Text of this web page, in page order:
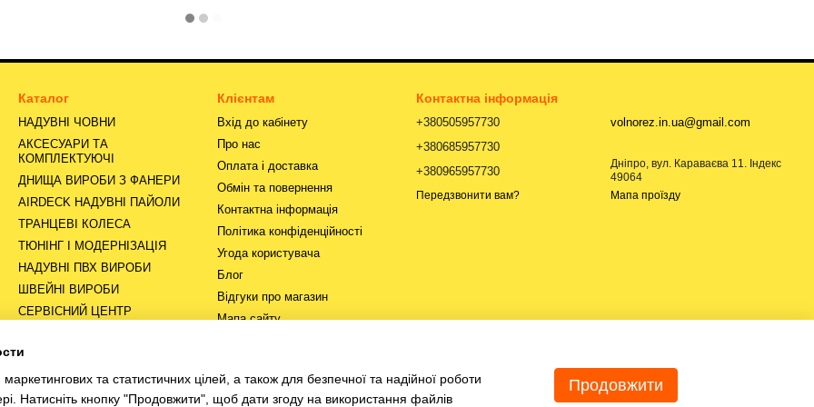
Каталог
НАДУВНІ ЧОВНИ
АКСЕСУАРИ ТА
КОМПЛЕКТУЮЧІ
ДНИЩА ВИРОБИ З ФАНЕРИ
AIRDECK НАДУВНІ ПАЙОЛИ
ТРАНЦЕВІ КОЛЕСА
ТЮНІНГ І МОДЕРНІЗАЦІЯ
НАДУВНІ ПВХ ВИРОБИ
ШВЕЙНІ ВИРОБИ
СЕРВІСНИЙ ЦЕНТР
Клієнтам
Вхід до кабінету
Про нас
Оплата і доставка
Обмін та повернення
Контактна інформація
Політика конфіденційності
Угода користувача
Блог
Відгуки про магазин
Мапа сайту
Контактна інформація
+380505957730
+380685957730
+380965957730
Передзвонити вам?
volnorez.in.ua@gmail.com
Дніпро, вул. Караваєва 11. Індекс
49064
Мапа проїзду
та статистичних цілей, а також для безпечної та надійної роботи
Натисніть кнопку "Продовжити", щоб дати згоду на використання файлів
Продовжити